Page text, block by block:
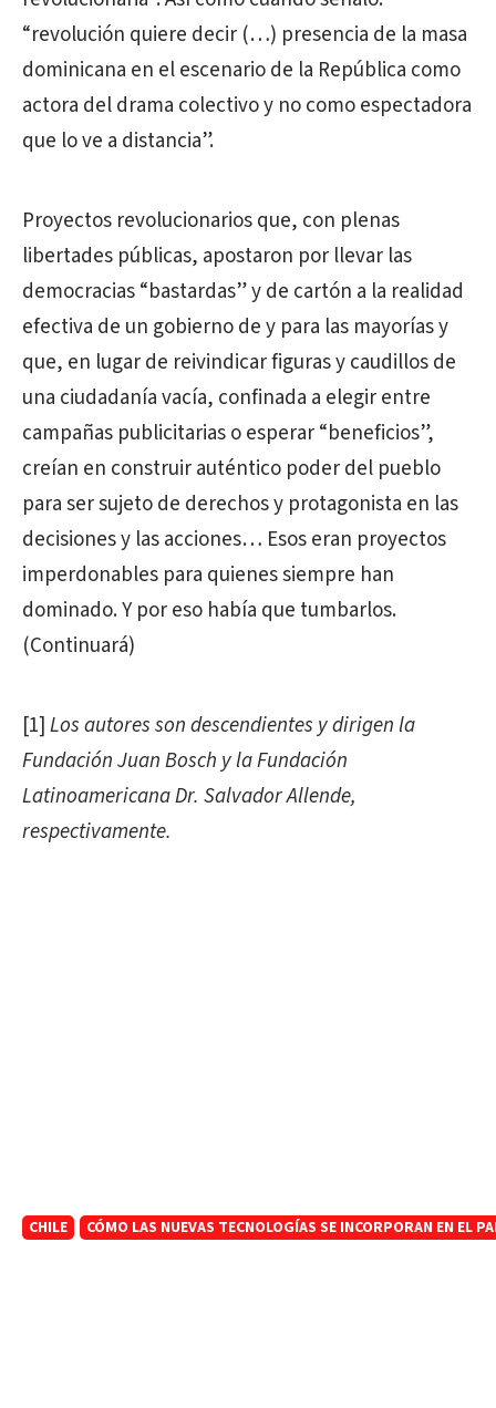
“revolución quiere decir (…) presencia de la masa
dominicana en el escenario de la República como
actora del drama colectivo y no como espectadora
que lo ve a distancia”.
Proyectos revolucionarios que, con plenas
libertades públicas, apostaron por llevar las
democracias “bastardas” y de cartón a la realidad
efectiva de un gobierno de y para las mayorías y
que, en lugar de reivindicar figuras y caudillos de
una ciudadanía vacía, confinada a elegir entre
campañas publicitarias o esperar “beneficios”,
creían en construir auténtico poder del pueblo
para ser sujeto de derechos y protagonista en las
decisiones y las acciones… Esos eran proyectos
imperdonables para quienes siempre han
dominado. Y por eso había que tumbarlos.
(Continuará)
[1]Los autores son descendientes y dirigen la
Fundación Juan Bosch y la Fundación
Latinoamericana Dr. Salvador Allende,
respectivamente.
CHILE CÓMO LAS NUEVAS TECNOLOGÍAS SE INCORPORAN EN EL